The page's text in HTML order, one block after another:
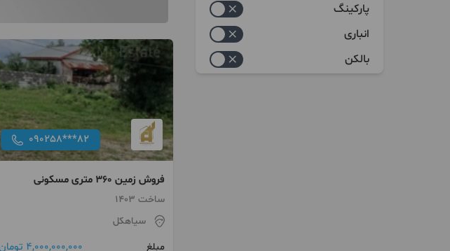
پارکینگ
انباری
بالکن
090258***82
فروش زمین ۳۶۰ متری مسکونی
ساخت 1403
سیاهکل
مبلغ
4,000,000,000 تومان